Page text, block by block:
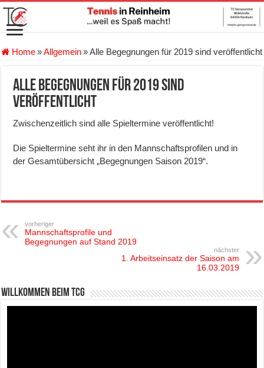
Home»Allgemein»Alle Begegnungen für 2019 sind veröffentlicht
Alle Begegnungen für 2019 sind
veröffentlicht
Zwischenzeitlich sind alle Spieltermine veröffentlicht!
Die Spieltermine seht ihr in den Mannschaftsprofilen und in
der Gesamtübersicht „Begegnungen Saison 2019“.
vorheriger
Mannschaftsprofile und
Begegnungen auf Stand 2019
nächster
1. Arbeitseinsatz der Saison am
16.03.2019
Willkommen beim TCG